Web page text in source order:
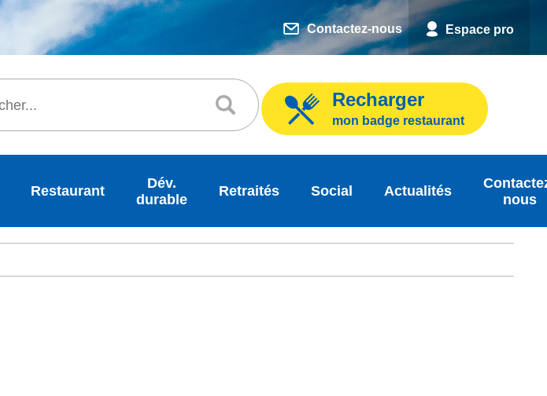
Contactez-nous Espace pro
Recharger
mon badge restaurant
Restaurant
Dév.
durable
Retraités Social Actualités
nous